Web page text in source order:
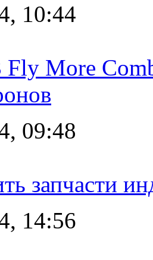
10:44
More
09:48
запчасти
14:56